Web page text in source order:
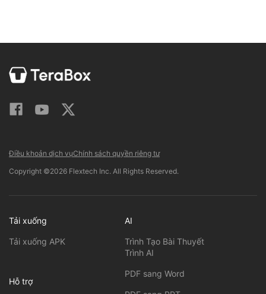
Điều khoản dịch vụChính sách quyền riêng tư
Copyright ©2026 Flextech Inc. All Rights Reserved.
Tải xuống
Tải xuống APK
Hỗ trợ
AI
Trình Tạo Bài Thuyết
Trình AI
PDF sang Word